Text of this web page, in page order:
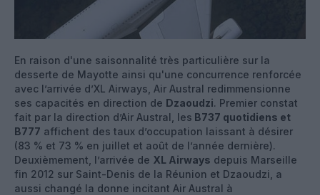
En raison d'une saisonnalité très particulière sur la
desserte de Mayotte ainsi qu'une concurrence renforcée
avec l’arrivée d’XL Airways, Air Austral redimmensionne
ses capacités en direction de Dzaoudzi. Premier constat
fait par la direction d’Air Austral, les B737 quotidiens et
B777 affichent des taux d’occupation laissant à désirer
(83 % et 73 % en juillet et août de l’année dernière).
Deuxièmement, l’arrivée de XL Airways depuis Marseille
fin 2012 sur Saint-Denis de la Réunion et Dzaoudzi, a
aussi changé la donne incitant Air Austral à